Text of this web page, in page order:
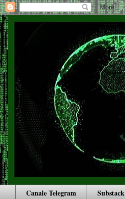
Canale Telegram Substack